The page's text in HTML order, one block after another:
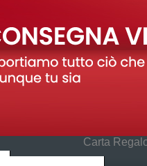
Carta